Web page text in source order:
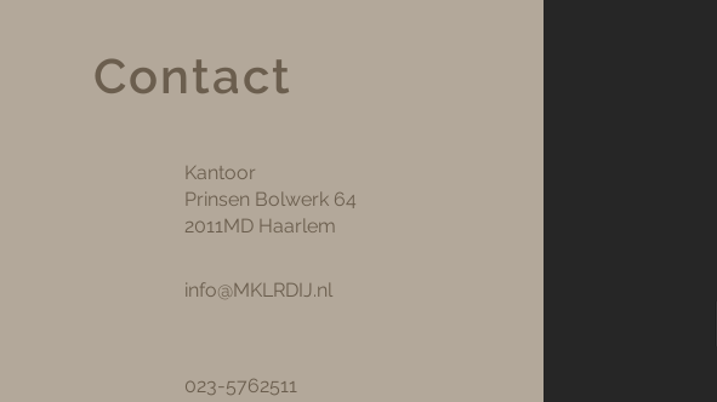
Contact
Kantoor
Prinsen Bolwerk 64
2011MD Haarlem
info@MKLRDIJ.nl
023-5762511